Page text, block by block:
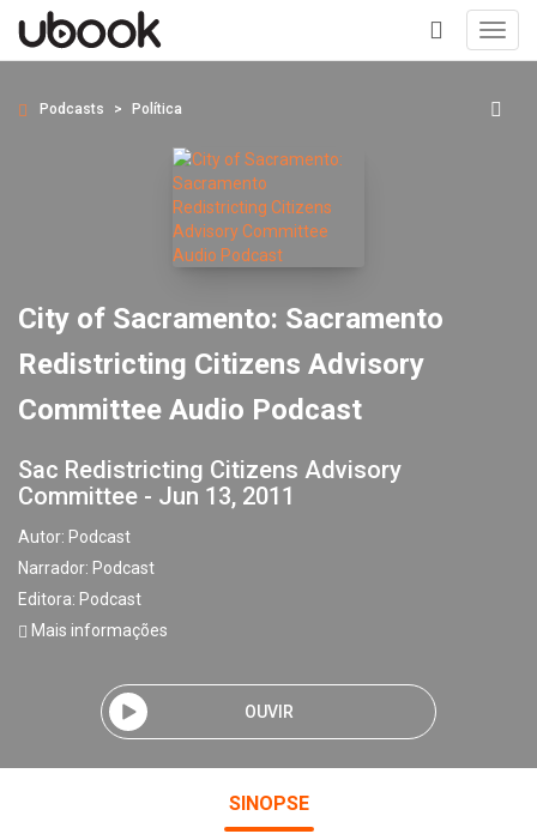
+
Podcasts Política
City of Sacramento: Sacramento
Redistricting Citizens Advisory
Committee Audio Podcast
Sac Redistricting Citizens Advisory
Committee - Jun 13, 2011
Autor: Podcast
Narrador: Podcast
Editora: Podcast
Mais informações
OUVIR
SINOPSE